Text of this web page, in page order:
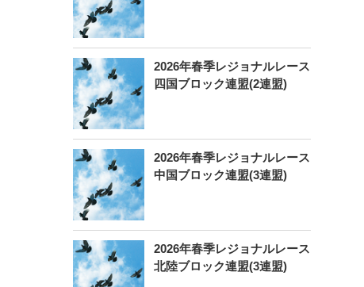
2026年春季レジョナルレース
四国ブロック連盟(2連盟)
2026年春季レジョナルレース
中国ブロック連盟(3連盟)
2026年春季レジョナルレース
北陸ブロック連盟(3連盟)